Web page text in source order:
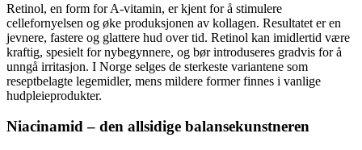
Retinol, en form for A-vitamin, er kjent for å stimulere
cellefornyelsen og øke produksjonen av kollagen. Resultatet er en
jevnere, fastere og glattere hud over tid. Retinol kan imidlertid være
kraftig, spesielt for nybegynnere, og bør introduseres gradvis for å
unngå irritasjon. I Norge selges de sterkeste variantene som
reseptbelagte legemidler, mens mildere former finnes i vanlige
hudpleieprodukter.
Niacinamid – den allsidige balansekunstneren